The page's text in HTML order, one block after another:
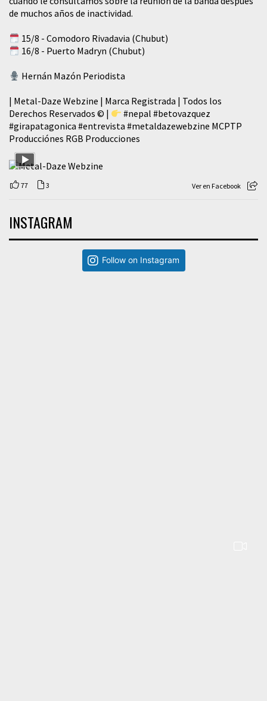
de muchos años de inactividad.
15/8 - Comodoro Rivadavia (Chubut)
16/8 - Puerto Madryn (Chubut)
Hernán Mazón Periodista
| Metal-Daze Webzine | Marca Registrada | Todos los
Derechos Reservados © |
#nepal #betovazquez
#girapatagonica #entrevista #metaldazewebzine MCPTP
Producciónes RGB Producciones
77 3 Ver en Facebook
INSTAGRAM
Follow on Instagram